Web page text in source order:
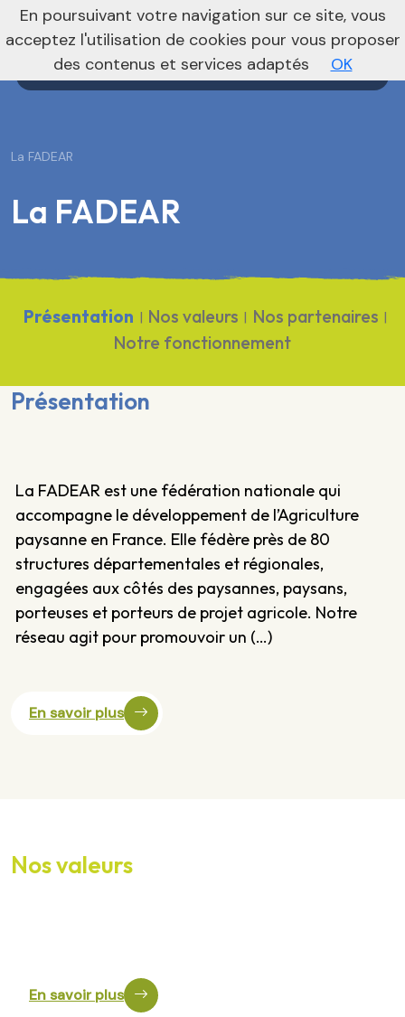
AgendaAnnoncesActualités
nivo_2026: 1
La FADEAR
La FADEAR
Présentation | Nos valeurs | Nos partenaires |
Notre fonctionnement
Présentation
La FADEAR est une fédération nationale qui
accompagne le développement de l’Agriculture
paysanne en France. Elle fédère près de 80
structures départementales et régionales,
engagées aux côtés des paysannes, paysans,
porteuses et porteurs de projet agricole. Notre
réseau agit pour promouvoir un (…)
En savoir plus
Nos valeurs
En savoir plus
En poursuivant votre navigation sur ce site, vous
acceptez l'utilisation de cookies pour vous proposer
des contenus et services adaptés
OK